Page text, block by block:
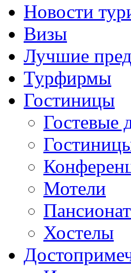
Новости
Визы
Лучшие
Турфирмы
Гостиницы
Гостевые
Мотели
Хостелы